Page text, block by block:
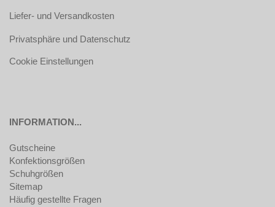
Liefer- und Versandkosten
Privatsphäre und Datenschutz
Cookie Einstellungen
INFORMATION...
Gutscheine
Konfektionsgrößen
Schuhgrößen
Sitemap
Häufig gestellte Fragen